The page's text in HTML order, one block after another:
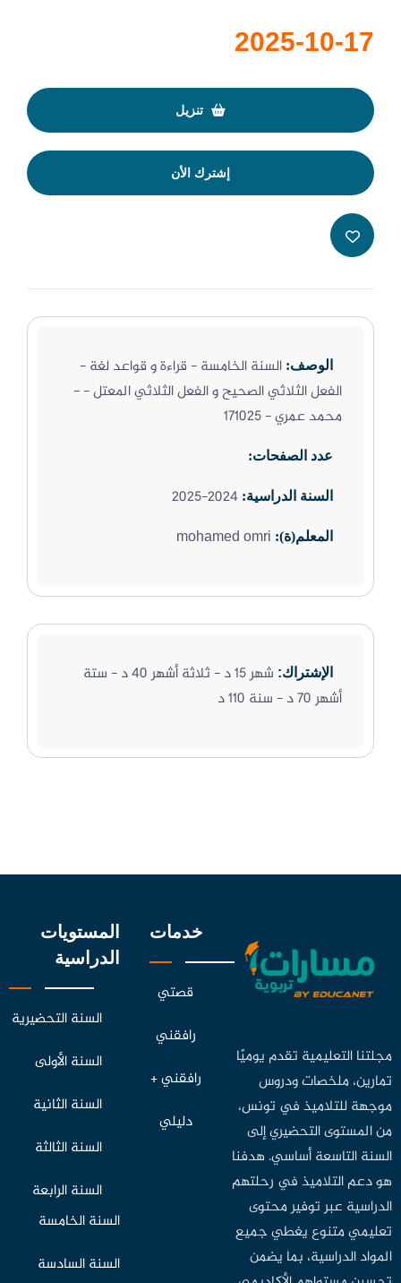
2025-10-17
تنزيل
إشترك الأن
الوصف: السنة الخامسة - قراءة و قواعد لغة -
الفعل الثلاثي الصحيح و الفعل الثلاثي المعتل - -
محمد عمري - 171025
عدد الصفحات:
السنة الدراسية: 2024-2025
المعلم(ة): mohamed omri
الإشتراك:
شهر 15 د - ثلاثة أشهر 40 د - ستة
أشهر 70 د - سنة 110 د
مجلتنا التعليمية تقدم يوميًا
تمارين، ملخصات ودروس
موجهة للتلاميذ في تونس،
من المستوى التحضيري إلى
السنة التاسعة أساسي. هدفنا
هو دعم التلاميذ في رحلتهم
الدراسية عبر توفير محتوى
تعليمي متنوع يغطي جميع
المواد الدراسية، بما يضمن
خدمات
قصتي
رافقني
رافقني +
دليلي
المستويات
الدراسية
السنة التحضيرية
السنة الأولى
السنة الثانية
السنة الثالثة
السنة الرابعة
السنة الخامسة
السنة السادسة